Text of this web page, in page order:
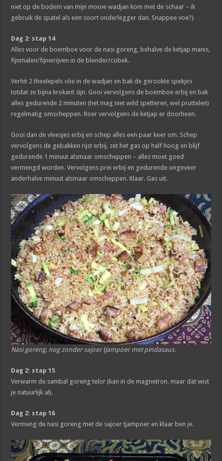
niet op de bodem van mijn mooie wadjan kom met de schaar – ik
gebruik de spatel als een soort onderlegger dan. Snappee voe?)
Dag 2: stap 14
Alles voor de boemboe voor de nasi goreng, behalve de ketjap manis,
fijnmalen/fijnwrijven in de blender/cobek.
Verhit 2 theelepels olie in de wadjan en bak de gerookte spekjes
totdat ze bijna krokant zijn. Gooi vervolgens de boemboe erbij en bak
alles gedurende 2 minuten (het mag niet wild spetteren, wel pruttelen)
regelmatig omscheppen. Roer vervolgens de ketjap er doorheen.
Gooi dan de vleesjes erbij en schep alles een paar keer om. Schep
vervolgens de gebakken rijst erbij, zet het gas op half hoog en blijf
gedurende 1 minuut alsmaar omscheppen – alles moet goed
vermengd worden. Vervolgens prei erbij en gedurende ongeveer
anderhalve minuut alsmaar omscheppen. Klaar. Gas uit.
Nasi goreng, nog zonder sajoer tjampoer met pindasaus.
Dag 2: stap 15
Verwarm de sambal goreng telor (kan in de magnetron, maar dat wist
je natuurlijk al).
Dag 2: stap 16
Vermeng de nasi goreng met de sajoer tjampoer en klaar ben je.